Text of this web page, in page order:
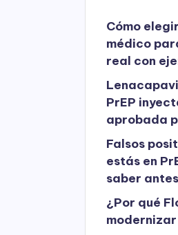
Cómo
médico
real con
PrEP
aprobada
Falsos
estás en
saber
¿Por qué
modernizar